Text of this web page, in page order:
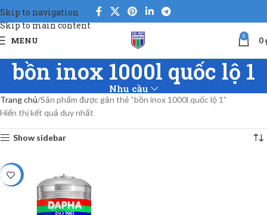
Skip to navigation
Skip to main content
MENU 0 0
bồn inox 1000l quốc lộ 1
Nhu cầu
Trang chủ Sản phẩm được gắn thẻ “bồn inox 1000l quốc lộ 1”
Hiển thị kết quả duy nhất
Show sidebar
-5%